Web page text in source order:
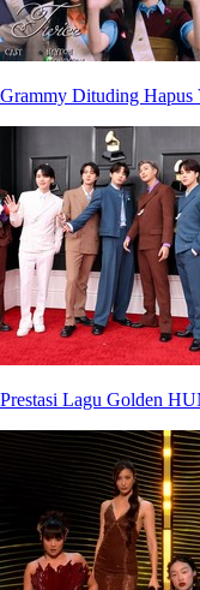
Grammy Dituding
Prestasi Lagu Golden